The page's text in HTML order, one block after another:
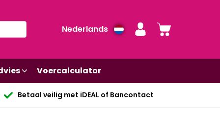
Nederlands
Voercalculator
Betaal veilig met iDEAL of Bancontact